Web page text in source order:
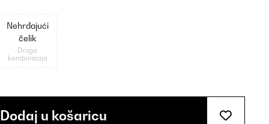
Nehrđajući
čelik
Druga
kombinacija
Dodaj u košaricu